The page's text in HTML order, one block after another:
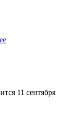
11 сентября